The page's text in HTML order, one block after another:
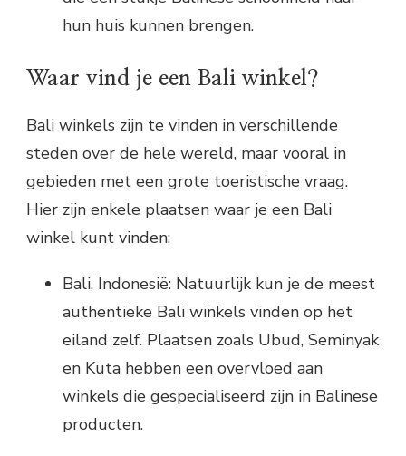
hun huis kunnen brengen.
Waar vind je een Bali winkel?
Bali winkels zijn te vinden in verschillende
steden over de hele wereld, maar vooral in
gebieden met een grote toeristische vraag.
Hier zijn enkele plaatsen waar je een Bali
winkel kunt vinden:
Bali, Indonesië: Natuurlijk kun je de meest
authentieke Bali winkels vinden op het
eiland zelf. Plaatsen zoals Ubud, Seminyak
en Kuta hebben een overvloed aan
winkels die gespecialiseerd zijn in Balinese
producten.